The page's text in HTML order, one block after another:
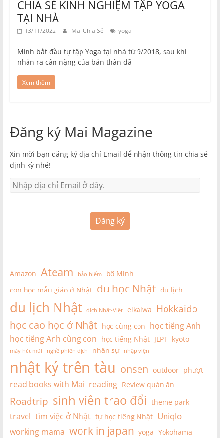
CHIA SẺ KINH NGHIỆM TẬP YOGA
TẠI NHÀ
13/11/2022 Mai Chia Sẻ yoga
Mình bắt đầu tự tập Yoga tại nhà từ 9/2018, sau khi
nhận ra cân nặng của bản thân đã
Xem thêm
Đăng ký Mai Magazine
Xin mời bạn đăng ký địa chỉ Email để nhận thông tin chia sẻ
định kỳ nhé!
Đăng ký
Amazon Ateam bảo hiểm
bố Minh
con học mẫu giáo ở Nhật du học Nhật du lịch
du lịch Nhật dịch Nhật-Việt eikaiwa Hokkaido
học cao học ở Nhật học cùng con học tiếng Anh
học tiếng Anh cùng con học tiếng Nhật JLPT kyoto
máy hút mũi nghề phiên dịch nhân sự nhập viện
nhật ký trên tàu onsen outdoor phượt
read books with Mai reading Review quán ăn
Roadtrip sinh viên trao đổi theme park
travel tìm việc ở Nhật tự học tiếng Nhật Uniqlo
working mama work in japan yoga Yokohama